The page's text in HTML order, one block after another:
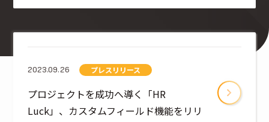
2023.09.26 プレスリリース
プロジェクトを成功へ導く「HR
Luck」、カスタムフィールド機能をリリ